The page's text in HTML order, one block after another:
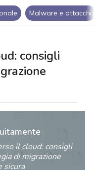
Malware e attacchi
consigli
il cloud: consigli
di migrazione
sicura